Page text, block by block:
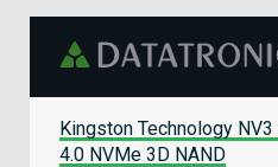
Kingston Technology
4.0 NVMe 3D NAND